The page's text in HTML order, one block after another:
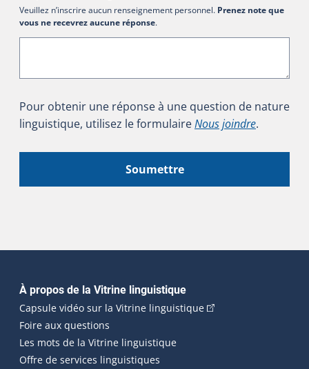
Veuillez n’inscrire aucun renseignement personnel. Prenez note que
vous ne recevrez aucune réponse.
Pour obtenir une réponse à une question de nature
linguistique, utilisez le formulaireNous joindre.
Soumettre
Navigation principale
À propos de la Vitrine linguistique
Capsule vidéo sur la Vitrine linguistique(Cet hyperlien
Foire aux questions
Les mots de la Vitrine linguistique
Offre de services linguistiques